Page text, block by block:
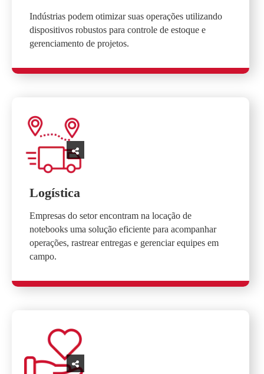
Indústrias podem otimizar suas operações utilizando
dispositivos robustos para controle de estoque e
gerenciamento de projetos.
Logística
Empresas do setor encontram na locação de
notebooks uma solução eficiente para acompanhar
operações, rastrear entregas e gerenciar equipes em
campo.